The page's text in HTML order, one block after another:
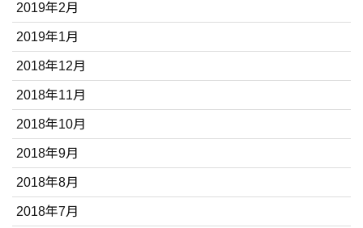
2019年2月
2019年1月
2018年12月
2018年11月
2018年10月
2018年9月
2018年8月
2018年7月